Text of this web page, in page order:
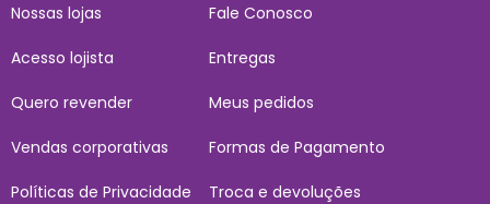
Nossas lojas
Acesso lojista
Quero revender
Vendas corporativas
Políticas de Privacidade
Fale Conosco
Entregas
Meus pedidos
Formas de Pagamento
Troca e devoluções